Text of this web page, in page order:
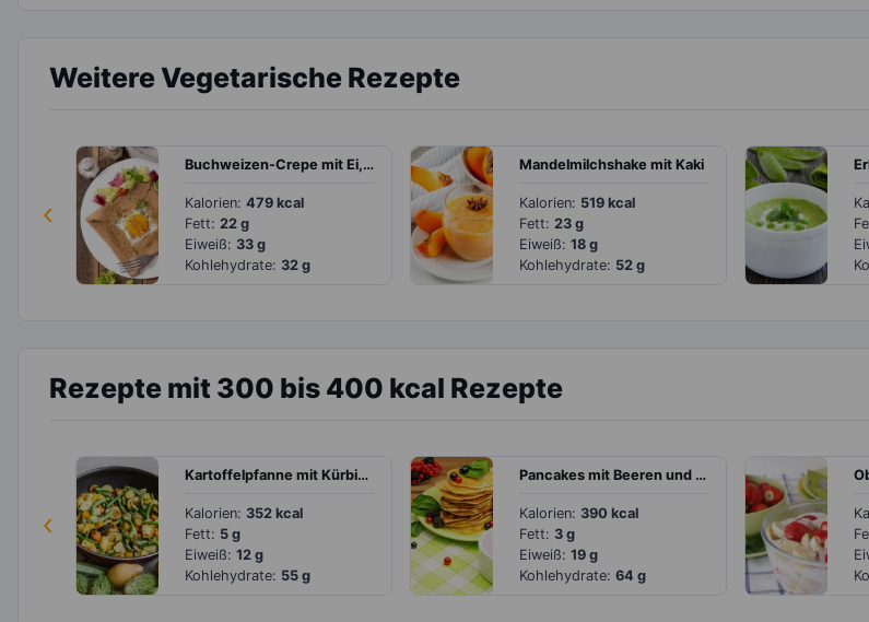
Weitere Vegetarische Rezepte
‹
Buchweizen-Crepe mit Ei, Parmesan und Salat
Kalorien: 479 kcal
Fett: 22 g
Eiweiß: 33 g
Kohlehydrate: 32 g
Mandelmilchshake mit Kaki
Kalorien: 519 kcal
Fett: 23 g
Eiweiß: 18 g
Kohlehydrate: 52 g
Rezepte mit 300 bis 400 kcal Rezepte
‹
Kartoffelpfanne mit Kürbis, grünen Bohnen und Zucchini
Kalorien: 352 kcal
Fett: 5 g
Eiweiß: 12 g
Kohlehydrate: 55 g
Pancakes mit Beeren und Quark
Kalorien: 390 kcal
Fett: 3 g
Eiweiß: 19 g
Kohlehydrate: 64 g